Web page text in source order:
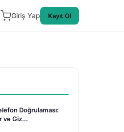
Giriş Yap Kayıt Ol
Doğrulaması:
ve Giz...